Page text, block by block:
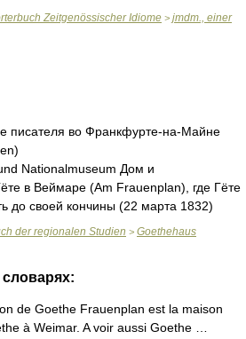
Zeitgenössischer Idiome > jmdm., einer
писателя во Франкфурте-на-Майне
Nationalmuseum Дом и
в Веймаре (Am Frauenplan), где Гёте
до своей кончины (22 марта 1832)
der regionalen Studien > Goethehaus
de Goethe Frauenplan est la maison
à Weimar. A voir aussi Goethe …